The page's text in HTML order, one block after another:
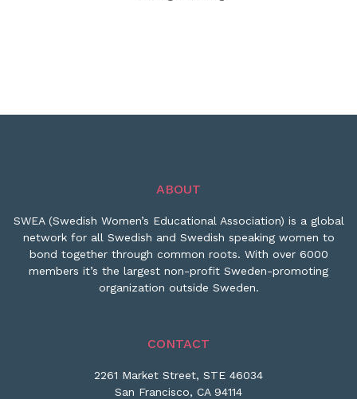
ABOUT
SWEA (Swedish Women’s Educational Association) is a global
network for all Swedish and Swedish speaking women to
bond together through common roots. With over 6000
members it’s the largest non-profit Sweden-promoting
organization outside Sweden.
CONTACT
2261 Market Street, STE 46034
San Francisco, CA 94114